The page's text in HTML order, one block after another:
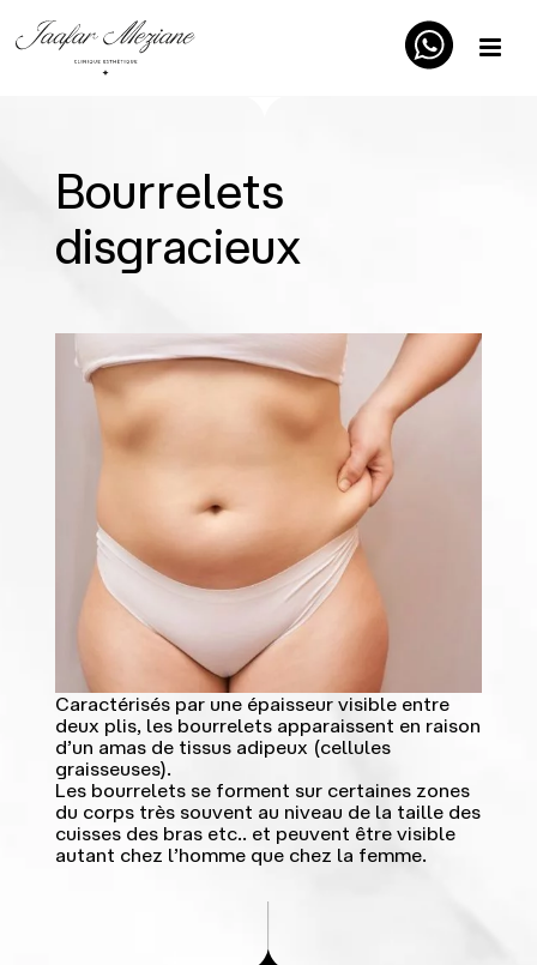
Bourrelets
disgracieux
Caractérisés par une épaisseur visible entre
deux plis, les bourrelets apparaissent en raison
d’un amas de tissus adipeux (cellules
graisseuses).
Les bourrelets se forment sur certaines zones
du corps très souvent au niveau de la taille des
cuisses des bras etc.. et peuvent être visible
autant chez l’homme que chez la femme.